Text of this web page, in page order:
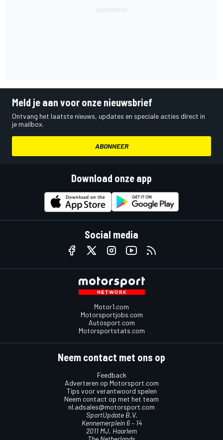
Meld je aan voor onze nieuwsbrief
Ontvang het laatste nieuws, updates en speciale acties direct in
je mailbox.
ABONNEER
Download onze app
Social media
Motor1.com
Motorsportjobs.com
Autosport.com
Motorsportstats.com
Neem contact met ons op
Feedback
Adverteren op Motorsport.com
Tips voor verantwoord spelen
Neem contact op met het team
nl.adsales@motorsport.com
SportUpdate B.V.
Kennemerplein 6 – 14
2011 MJ, Haarlem